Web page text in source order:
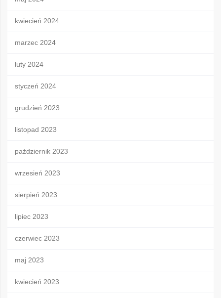
kwiecień 2024
marzec 2024
luty 2024
styczeń 2024
grudzień 2023
listopad 2023
październik 2023
wrzesień 2023
sierpień 2023
lipiec 2023
czerwiec 2023
maj 2023
kwiecień 2023